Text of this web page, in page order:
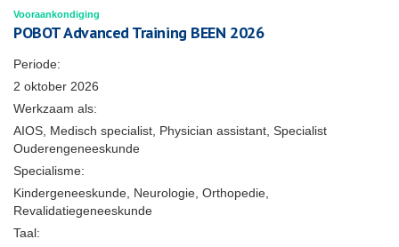
Vooraankondiging
POBOT Advanced Training BEEN 2026
Periode:
2 oktober 2026
Werkzaam als:
AIOS, Medisch specialist, Physician assistant, Specialist
Ouderengeneeskunde
Specialisme:
Kindergeneeskunde, Neurologie, Orthopedie,
Revalidatiegeneeskunde
Taal: